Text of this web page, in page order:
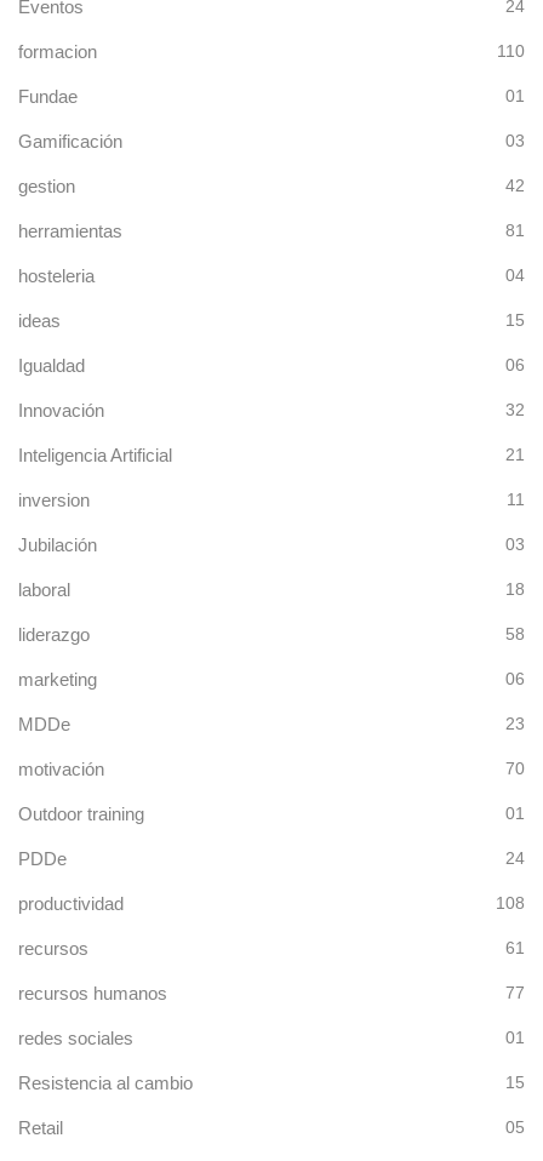
Eventos 24
formacion 110
Fundae 01
Gamificación 03
gestion 42
herramientas 81
hosteleria 04
ideas 15
Igualdad 06
Innovación 32
Inteligencia Artificial 21
inversion 11
Jubilación 03
laboral 18
liderazgo 58
marketing 06
MDDe 23
motivación 70
Outdoor training 01
PDDe 24
productividad 108
recursos 61
recursos humanos 77
redes sociales 01
Resistencia al cambio 15
Retail 05